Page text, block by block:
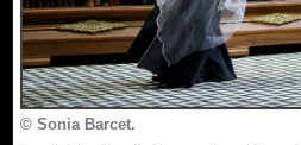
© Sonia Barcet.